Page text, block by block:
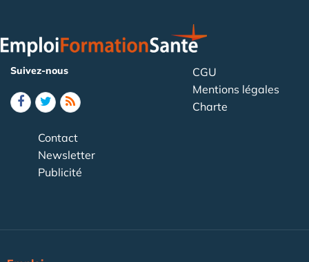
Suivez-nous
CGU
Mentions légales
Charte
Contact
Newsletter
Publicité